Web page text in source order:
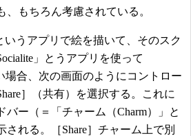
、もちろん考慮されている。
うアプリで絵を描いて、そのスク
」とうアプリを使って
場合、次の画面のようにコントロー
］（共有）を選択する。これに
バー（＝「チャーム（Charm）」と
される。［Share］チャーム上で別